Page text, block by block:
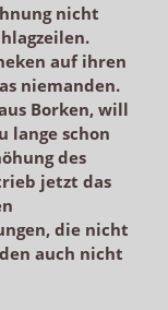
nicht
auf ihren
niemanden.
Borken, will
lange schon
des
jetzt das
die nicht
auch nicht